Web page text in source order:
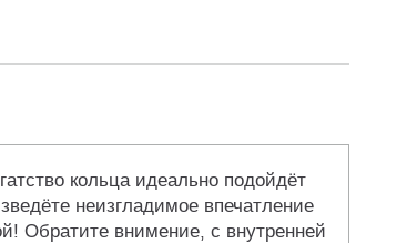
кольца идеально подойдёт
неизгладимое впечатление
Обратите внимение, с внутренней